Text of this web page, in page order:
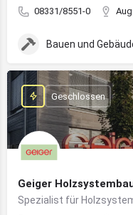
08331/8551-0
Bauen und
Geiger
Geschlossen